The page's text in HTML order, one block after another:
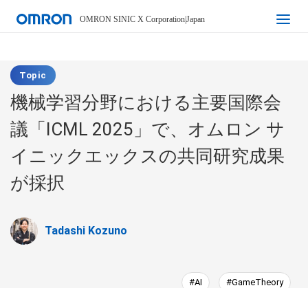
OMRON SINIC X Corporation|Japan
Topic
機械学習分野における主要国際会
議「ICML 2025」で、オムロン サ
イニックエックスの共同研究成果
が採択
Tadashi Kozuno
#AI #GameTheory